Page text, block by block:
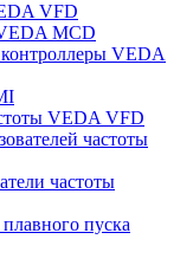
VFD
MCD
VEDA
VEDA VFD
частоты
частоты
пуска